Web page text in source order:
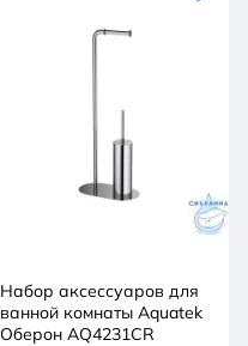
Набор аксессуаров для
ванной комнаты Aquatek
Оберон AQ4231CR